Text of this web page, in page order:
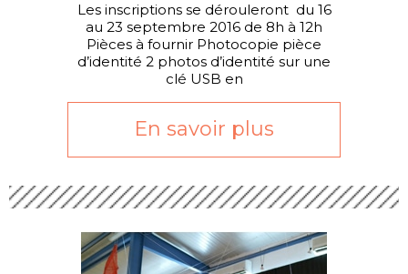
Les inscriptions se dérouleront du 16
au 23 septembre 2016 de 8h à 12h
Pièces à fournir Photocopie pièce
d’identité 2 photos d’identité sur une
clé USB en
En savoir plus